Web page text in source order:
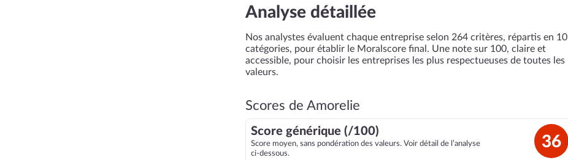
Analyse détaillée
Nos analystes évaluent chaque entreprise selon 264 critères, répartis en 10
catégories, pour établir le Moralscore final. Une note sur 100, claire et
accessible, pour choisir les entreprises les plus respectueuses de toutes les
valeurs.
Scores de Amorelie
Score générique (/100)
Score moyen, sans pondération des valeurs. Voir détail de l’analyse
ci-dessous.
36